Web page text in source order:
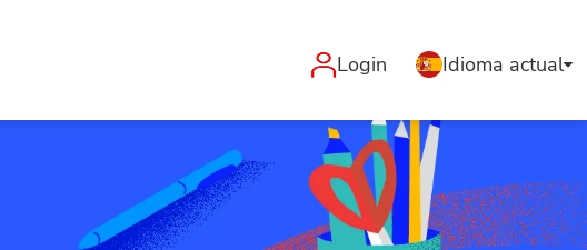
Login Idioma actual